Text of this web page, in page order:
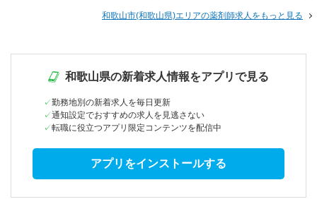
和歌山市(和歌山県)エリアの薬剤師求人をもっと見る
和歌山県の新着求人情報をアプリで見る
勤務地別の新着求人を毎日更新
通知設定でおすすめの求人を見逃さない
転職に役立つアプリ限定コンテンツを配信中
アプリをインストールする